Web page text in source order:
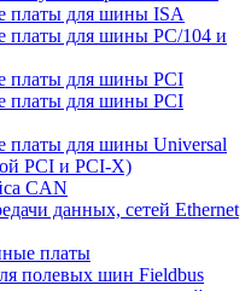
платы для шины ISA
платы для шины PC/104 и
платы для шины PCI
платы для шины PCI
платы для шины Universal
PCI и PCI-X)
CAN
данных, сетей Ethernet
платы
полевых шин Fieldbus